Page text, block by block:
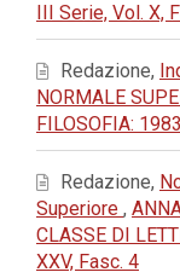
III Serie, Vol. X,
Redazione,
NORMALE
FILOSOFIA:
Redazione,
Superiore ,
CLASSE DI
XXV, Fasc. 4